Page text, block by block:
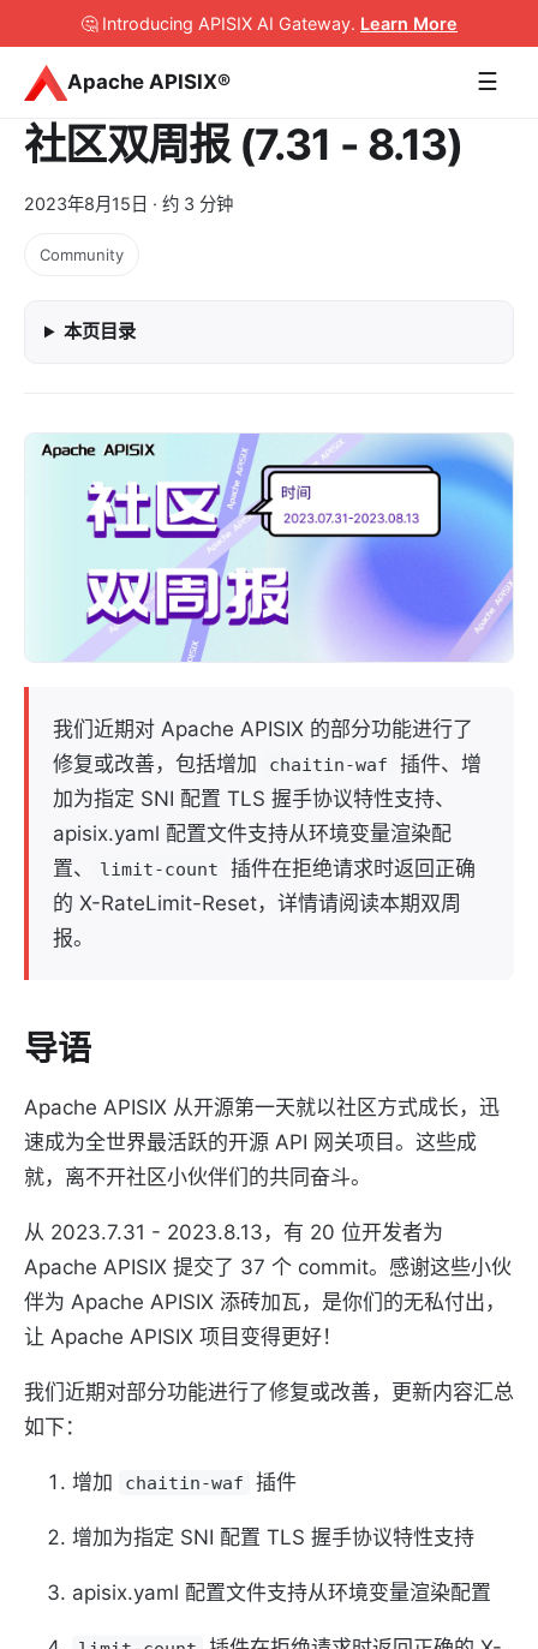
🤔 Introducing APISIX AI Gateway. Learn More
Apache APISIX® ☰
社区双周报 (7.31 - 8.13)
2023年8月15日 · 约 3 分钟
Community
本页目录
我们近期对 Apache APISIX 的部分功能进行了
修复或改善，包括增加
chaitin-waf
插件、增
加为指定 SNI 配置 TLS 握手协议特性支持、
apisix.yaml 配置文件支持从环境变量渲染配
置、
limit-count
插件在拒绝请求时返回正确
的 X-RateLimit-Reset，详情请阅读本期双周
报。
导语
Apache APISIX 从开源第一天就以社区方式成长，迅
速成为全世界最活跃的开源 API 网关项目。这些成
就，离不开社区小伙伴们的共同奋斗。
从 2023.7.31 - 2023.8.13，有 20 位开发者为
Apache APISIX 提交了 37 个 commit。感谢这些小伙
伴为 Apache APISIX 添砖加瓦，是你们的无私付出，
让 Apache APISIX 项目变得更好！
我们近期对部分功能进行了修复或改善，更新内容汇总
如下：
增加 chaitin-waf 插件
增加为指定 SNI 配置 TLS 握手协议特性支持
apisix.yaml 配置文件支持从环境变量渲染配置